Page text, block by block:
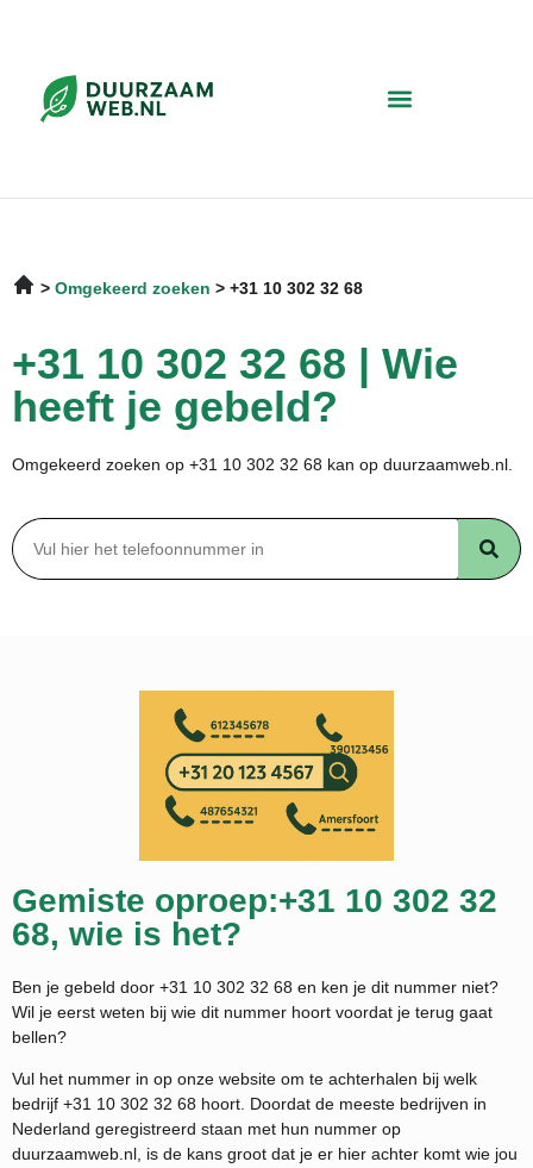
Omgekeerd zoeken +31 10 302 32 68
+31 10 302 32 68 | Wie
heeft je gebeld?
Omgekeerd zoeken op +31 10 302 32 68 kan op duurzaamweb.nl.
Gemiste oproep:+31 10 302 32
68, wie is het?
Ben je gebeld door +31 10 302 32 68 en ken je dit nummer niet?
Wil je eerst weten bij wie dit nummer hoort voordat je terug gaat
bellen?
Vul het nummer in op onze website om te achterhalen bij welk
bedrijf +31 10 302 32 68 hoort. Doordat de meeste bedrijven in
Nederland geregistreerd staan met hun nummer op
duurzaamweb.nl, is de kans groot dat je er hier achter komt wie jou